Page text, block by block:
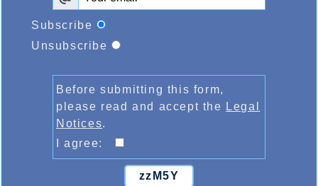
Subscribe
Unsubscribe
Before submitting this form,
please read and accept the Legal
Notices.
I agree:
zzM5Y